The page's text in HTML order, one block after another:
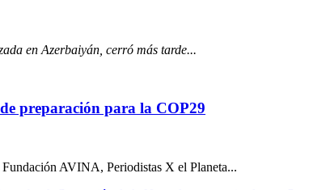
en Azerbaiyán, cerró más tarde...
preparación para la COP29
AVINA, Periodistas X el Planeta...